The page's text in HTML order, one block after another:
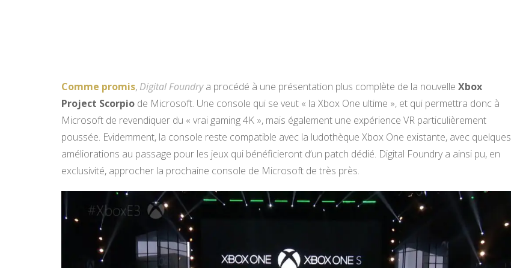
Comme promis, Digital Foundrya procédé à une présentation plus complète de la nouvelle Xbox
Project Scorpio de Microsoft. Une console qui se veut « la Xbox One ultime », et qui permettra donc à
Microsoft de revendiquer du « vrai gaming 4K », mais également une expérience VR particulièrement
poussée. Evidemment, la console reste compatible avec la ludothèque Xbox One existante, avec quelques
améliorations au passage pour les jeux qui bénéficieront d’un patch dédié. Digital Foundry a ainsi pu, en
exclusivité, approcher la prochaine console de Microsoft de très près.